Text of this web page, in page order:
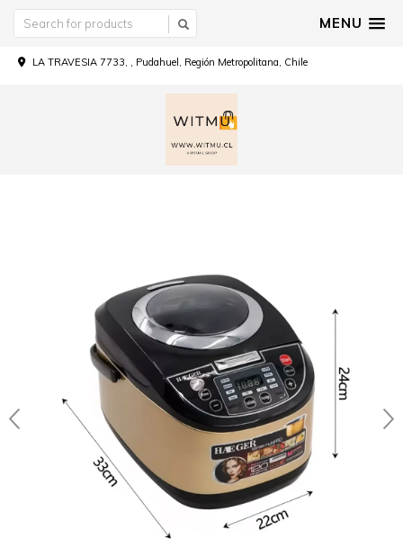
MENU
LA TRAVESIA 7733, , Pudahuel, Región Metropolitana, Chile